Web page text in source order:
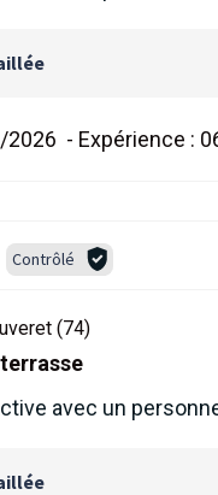
2026 - Expérience :
Contrôlé
(74)
avec un